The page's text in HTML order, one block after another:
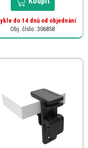
do 14 dnů od objednání
Obj. číslo: 306858